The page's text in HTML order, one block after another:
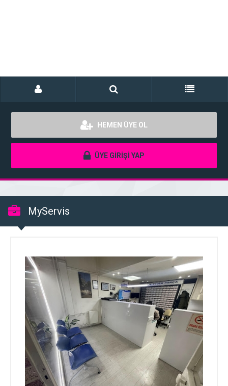
HEMEN ÜYE OL
ÜYE GİRİŞİ YAP
MyServis